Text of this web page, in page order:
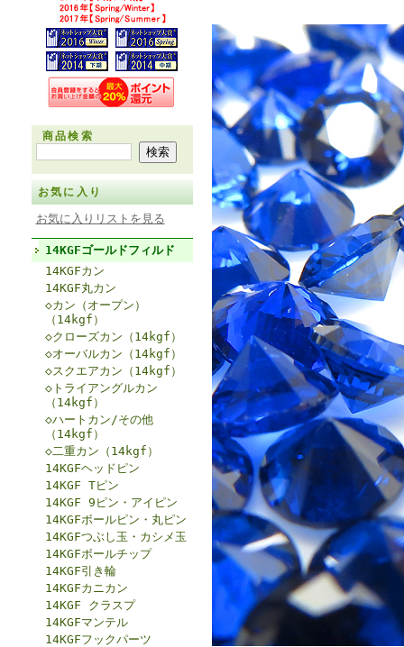
商品検索
お気に入り
お気に入りリストを見る
14KGFゴールドフィルド
14KGFカン
14KGF丸カン
◇カン（オープン）
（14kgf）
◇クローズカン（14kgf）
◇オーバルカン（14kgf）
◇スクエアカン（14kgf）
◇トライアングルカン
（14kgf）
◇ハートカン/その他
（14kgf）
◇二重カン（14kgf）
14KGFヘッドピン
14KGF Tピン
14KGF 9ピン・アイピン
14KGFボールピン・丸ピン
14KGFつぶし玉・カシメ玉
14KGFボールチップ
14KGF引き輪
14KGFカニカン
14KGF クラスプ
14KGFマンテル
14KGFフックパーツ